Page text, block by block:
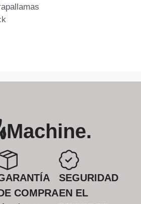
Machine.
COMPRA
SEGURIDAD
EN EL